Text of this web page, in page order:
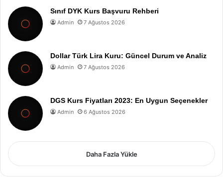
Sınıf DYK Kurs Başvuru Rehberi
Admin 7 Ağustos 2026
Dollar Türk Lira Kuru: Güncel Durum ve Analiz
Admin 7 Ağustos 2026
DGS Kurs Fiyatları 2023: En Uygun Seçenekler
Admin 6 Ağustos 2026
Daha Fazla Yükle